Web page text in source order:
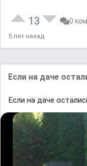
13 0
5 лет назад
Если на даче
Если на даче